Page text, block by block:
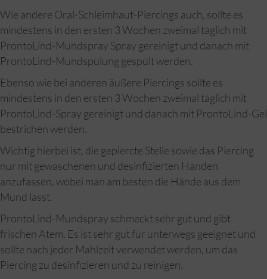
Wie andere Oral-Schleimhaut-Piercings auch, sollte es
mindestens in den ersten 3 Wochen zweimal täglich mit
ProntoLind-Mundspray Spray gereinigt und danach mit
ProntoLind-Mundspülung gespült werden.
Ebenso wie bei anderen äußere Piercings sollte es
mindestens in den ersten 3 Wochen zweimal täglich mit
ProntoLind-Spray gereinigt und danach mit ProntoLind-Gel
bestrichen werden.
Wichtig hierbei ist, die gepiercte Stelle sowie das Piercing
nur mit gewaschenen und desinfizierten Händen
anzufassen, wobei man am besten die Hände aus dem
Mund lässt.
ProntoLind-Mundspray schmeckt sehr gut und gibt
frischen Atem. Es ist sehr gut für unterwegs geeignet und
sollte nach jeder Mahlzeit verwendet werden, um das
Piercing zu desinfizieren und zu reinigen.